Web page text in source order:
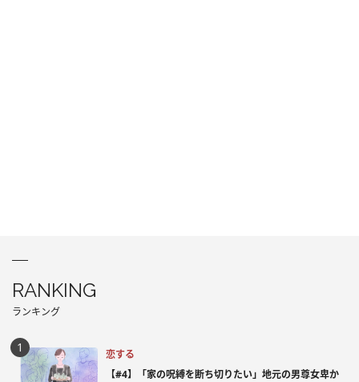
RANKING
ランキング
恋する
【#4】「家の呪縛を断ち切りたい」地元の男尊女卑か